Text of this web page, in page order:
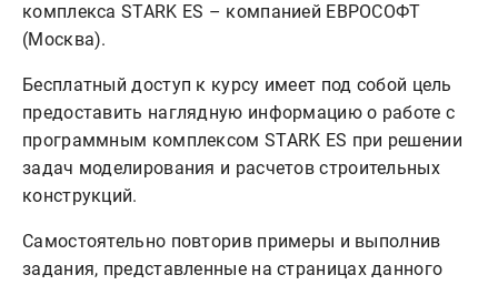
комплекса STARK ES – компанией ЕВРОСОФТ
(Москва).
Бесплатный доступ к курсу имеет под собой цель
предоставить наглядную информацию о работе с
программным комплексом STARK ES при решении
задач моделирования и расчетов строительных
конструкций.
Самостоятельно повторив примеры и выполнив
задания, представленные на страницах данного